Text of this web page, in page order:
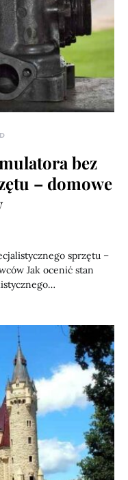
bez
– domowe
sprzętu –
Jak ocenić stan